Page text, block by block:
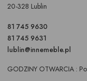
20-328 Lublin
81 745 9630
81 745 9631
lublin@innemeble.pl
GODZINY OTWARCIA :